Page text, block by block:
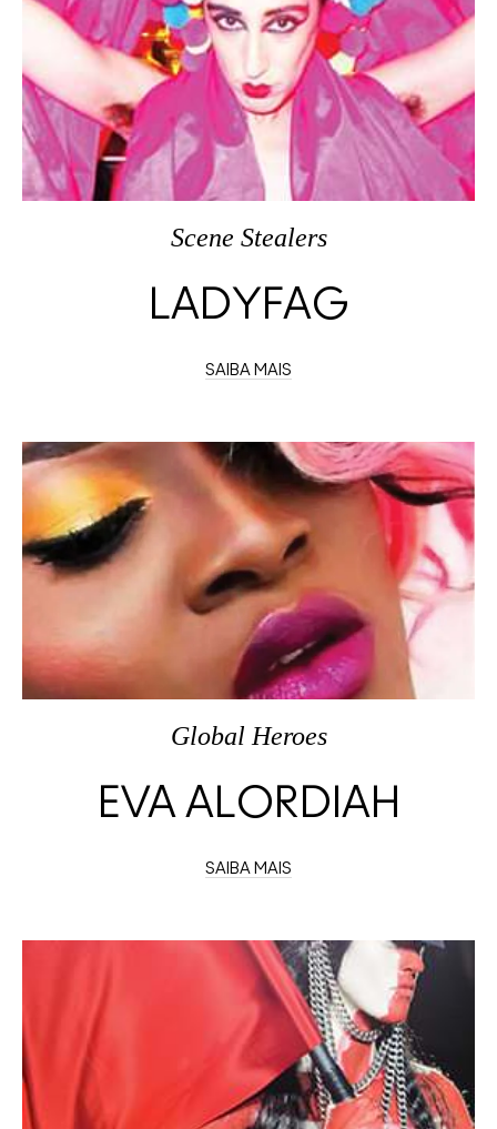
Scene Stealers
LADYFAG
SAIBA MAIS
Global Heroes
EVA ALORDIAH
SAIBA MAIS